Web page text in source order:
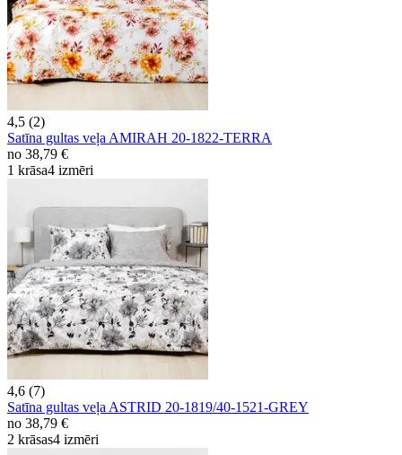
4,5 (2)
Satīna gultas veļa AMIRAH 20-1822-TERRA
no 38,79 €
1 krāsa4 izmēri
4,6 (7)
Satīna gultas veļa ASTRID 20-1819/40-1521-GREY
no 38,79 €
2 krāsas4 izmēri